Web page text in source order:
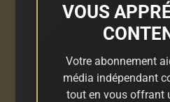
VOUS
Votre abonnement
média indépendant
tout en vous offrant